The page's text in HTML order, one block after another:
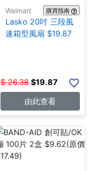
Walmart 購買指南
Lasko 20吋 三段風
速箱型風扇 $19.87
$ 26.38 $19.87
由此查看